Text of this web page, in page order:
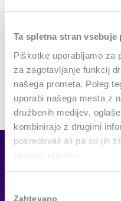
Ta spletna stran vsebuje
Piškotke uporabljamo za
za zagotavljanje funkcij
našega prometa. Poleg
uporabi našega mesta z
družbenih medijev,
kombinirajo z drugimi
posredovali ali pa so jih
Zahtevano